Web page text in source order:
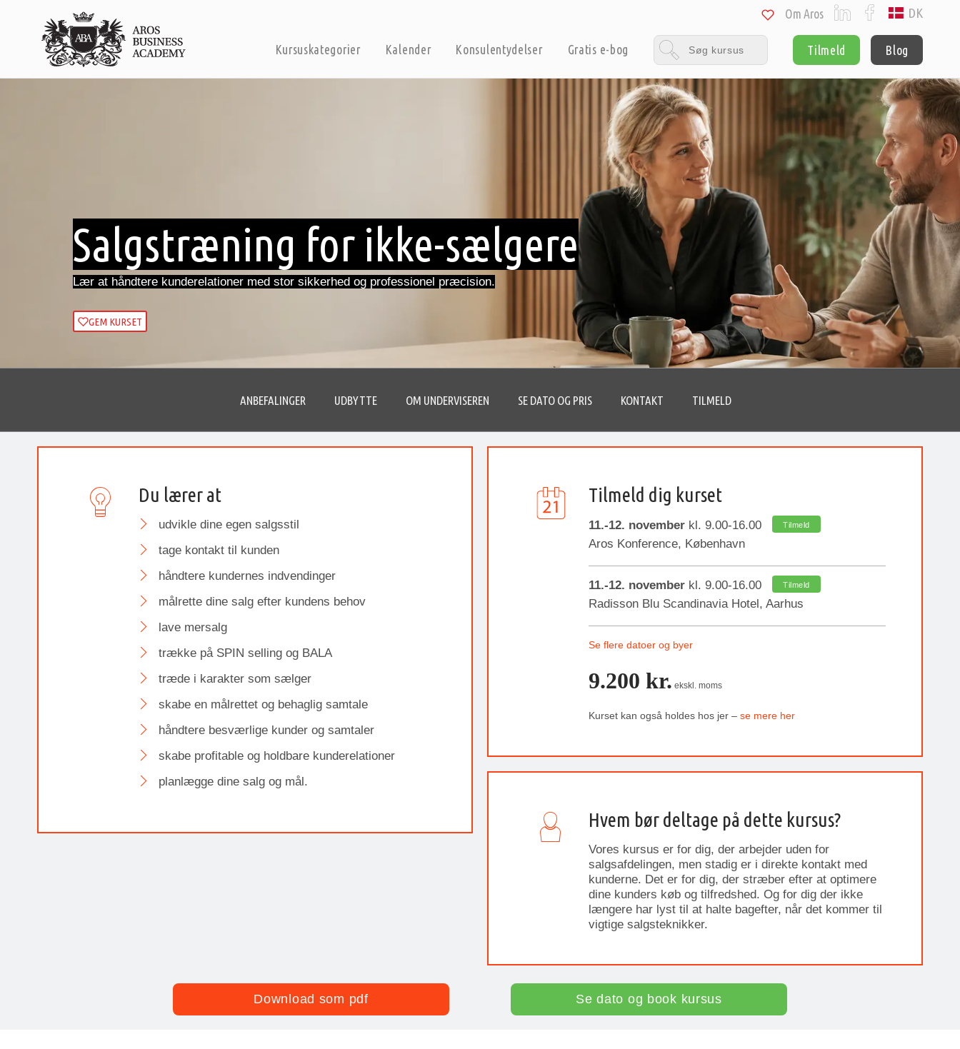
Kursuskategorier Kalender Konsulentydelser Gratis e-bog Tilmeld Blog
Om Aros DK
Salgstræning for ikke-sælgere
Lær at håndtere kunderelationer med stor sikkerhed og professionel præcision.
GEM KURSET
ANBEFALINGER UDBYTTE OM UNDERVISEREN SE DATO OG PRIS KONTAKT TILMELD
Du lærer at
udvikle dine egen salgsstil
tage kontakt til kunden
håndtere kundernes indvendinger
målrette dine salg efter kundens behov
lave mersalg
trække på SPIN selling og BALA
træde i karakter som sælger
skabe en målrettet og behaglig samtale
håndtere besværlige kunder og samtaler
skabe profitable og holdbare kunderelationer
planlægge dine salg og mål.
Tilmeld dig kurset
11.-12. november kl. 9.00-16.00 Tilmeld
Aros Konference, København
11.-12. november kl. 9.00-16.00 Tilmeld
Radisson Blu Scandinavia Hotel, Aarhus
Se flere datoer og byer
9.200 kr. ekskl. moms
Kurset kan også holdes hos jer – se mere her
Hvem bør deltage på dette kursus?
Vores kursus er for dig, der arbejder uden for
salgsafdelingen, men stadig er i direkte kontakt med
kunderne. Det er for dig, der stræber efter at optimere
dine kunders køb og tilfredshed. Og for dig der ikke
længere har lyst til at halte bagefter, når det kommer til
vigtige salgsteknikker.
Download som pdf Se dato og book kursus